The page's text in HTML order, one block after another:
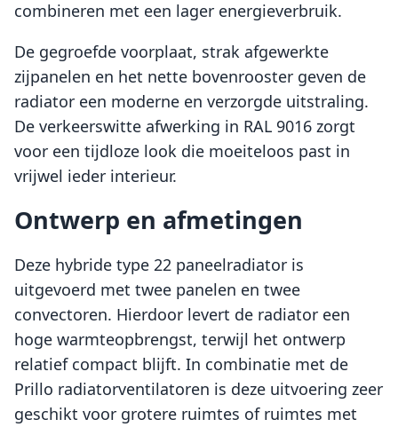
combineren met een lager energieverbruik.
De gegroefde voorplaat, strak afgewerkte
zijpanelen en het nette bovenrooster geven de
radiator een moderne en verzorgde uitstraling.
De verkeerswitte afwerking in RAL 9016 zorgt
voor een tijdloze look die moeiteloos past in
vrijwel ieder interieur.
Ontwerp en afmetingen
Deze hybride type 22 paneelradiator is
uitgevoerd met twee panelen en twee
convectoren. Hierdoor levert de radiator een
hoge warmteopbrengst, terwijl het ontwerp
relatief compact blijft. In combinatie met de
Prillo radiatorventilatoren is deze uitvoering zeer
geschikt voor grotere ruimtes of ruimtes met